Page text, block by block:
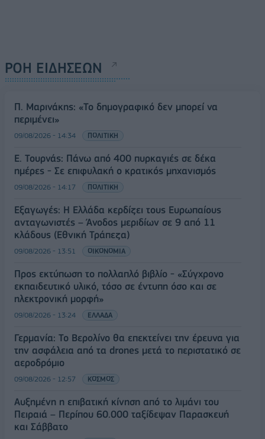
ΡΟΗ ΕΙΔΗΣΕΩΝ
Π. Μαρινάκης: «Το δημογραφικό δεν μπορεί να
περιμένει»
09/08/2026 - 14:34 ΠΟΛΙΤΙΚΗ
Ε. Τουρνάς: Πάνω από 400 πυρκαγιές σε δέκα
ημέρες - Σε επιφυλακή ο κρατικός μηχανισμός
09/08/2026 - 14:17 ΠΟΛΙΤΙΚΗ
Εξαγωγές: Η Ελλάδα κερδίζει τους Ευρωπαίους
ανταγωνιστές – Άνοδος μεριδίων σε 9 από 11
κλάδους (Εθνική Τράπεζα)
09/08/2026 - 13:51 ΟΙΚΟΝΟΜΙΑ
Προς εκτύπωση το πολλαπλό βιβλίο - «Σύγχρονο
εκπαιδευτικό υλικό, τόσο σε έντυπη όσο και σε
ηλεκτρονική μορφή»
09/08/2026 - 13:24 ΕΛΛΑΔΑ
Γερμανία: Το Βερολίνο θα επεκτείνει την έρευνα για
την ασφάλεια από τα drones μετά το περιστατικό σε
αεροδρόμιο
09/08/2026 - 12:57 ΚΟΣΜΟΣ
Αυξημένη η επιβατική κίνηση από το λιμάνι του
Πειραιά – Περίπου 60.000 ταξίδεψαν Παρασκευή
και Σάββατο